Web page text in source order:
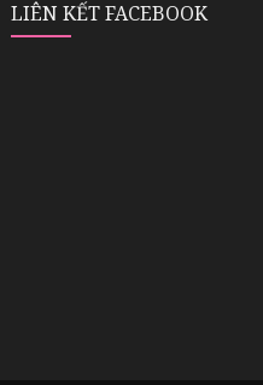
LIÊN KẾT FACEBOOK